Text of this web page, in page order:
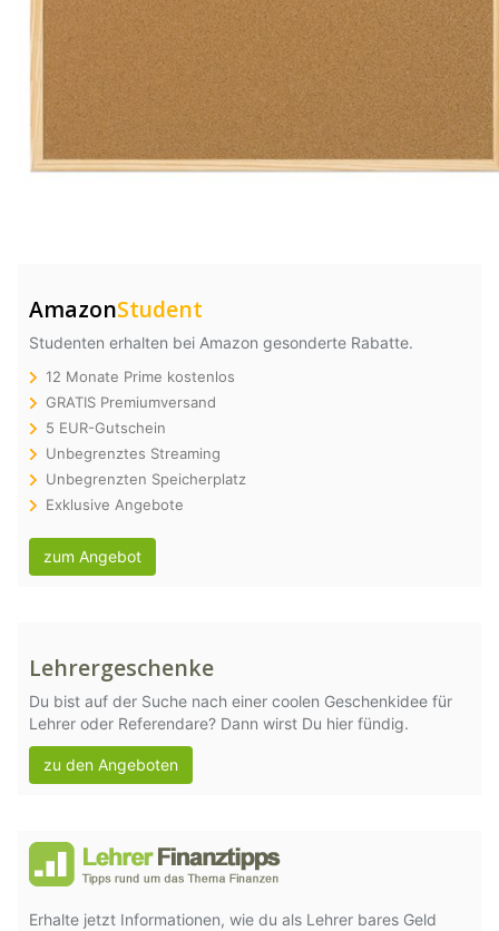
AmazonStudent
Studenten erhalten bei Amazon gesonderte Rabatte.
12 Monate Prime kostenlos
GRATIS Premiumversand
5 EUR-Gutschein
Unbegrenztes Streaming
Unbegrenzten Speicherplatz
Exklusive Angebote
zum Angebot
Lehrergeschenke
Du bist auf der Suche nach einer coolen Geschenkidee für
Lehrer oder Referendare? Dann wirst Du hier fündig.
zu den Angeboten
Erhalte jetzt Informationen, wie du als Lehrer bares Geld